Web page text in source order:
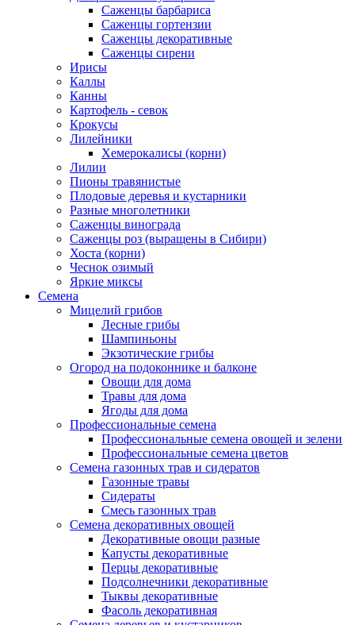
Саженцы барбариса
Саженцы гортензии
Саженцы декоративные
Саженцы сирени
Ирисы
Каллы
Канны
Картофель - севок
Крокусы
Лилейники
Хемерокалисы (корни)
Лилии
Пионы травянистые
Плодовые деревья и кустарники
Разные многолетники
Саженцы винограда
Саженцы роз (выращены в Сибири)
Хоста (корни)
Чеснок озимый
Яркие миксы
Семена
Мицелий грибов
Лесные грибы
Шампиньоны
Экзотические грибы
Огород на подоконнике и балконе
Овощи для дома
Травы для дома
Ягоды для дома
Профессиональные семена
Профессиональные семена овощей и зелени
Профессиональные семена цветов
Семена газонных трав и сидератов
Газонные травы
Сидераты
Смесь газонных трав
Семена декоративных овощей
Декоративные овощи разные
Капусты декоративные
Перцы декоративные
Подсолнечники декоративные
Тыквы декоративные
Фасоль декоративная